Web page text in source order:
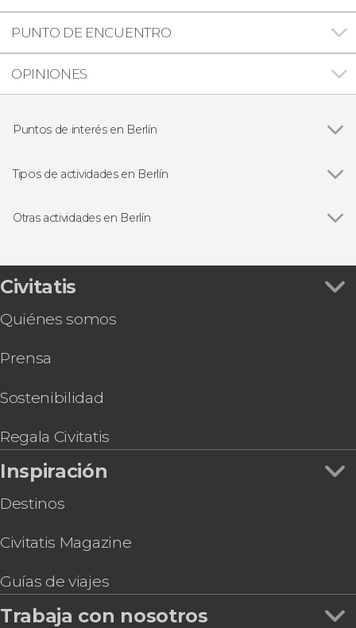
PUNTO DE ENCUENTRO
OPINIONES
Puntos de interés en Berlín
Memorial del Muro de Berlín
Edificio del Reichstag
East Side Gallery
Tipos de actividades en Berlín
Free tours en Berlín
Paseos en barco en Berlín
Autobuses turísticos de Berlín
Otras actividades en Berlín
Entrada a la Torre de la Televisión
Berlin WelcomeCard
Bode + Das Panorama
Espectáculo BLINDED by DELIGHT Grand Show
Tour gastronómico por Berlín
Museum con audioguía
Entrada al Icebar Berlín
Entrada al Estadio Olímpico de Berlín
Civitatis
Quiénes somos
Prensa
Sostenibilidad
Regala Civitatis
Inspiración
Destinos
Civitatis Magazine
Guías de viajes
Trabaja con nosotros